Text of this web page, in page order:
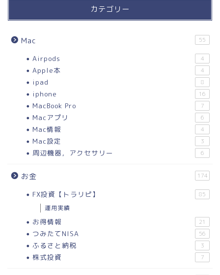
カテゴリー
Mac 55
Airpods 4
Apple本 4
ipad 8
iphone 16
MacBook Pro 7
Macアプリ 6
Mac情報 4
Mac設定 3
周辺機器，アクセサリー 6
お金 174
FX投資【トラリピ】 85
運用実績
お得情報 21
つみたてNISA 56
ふるさと納税 3
株式投資 7